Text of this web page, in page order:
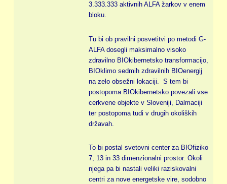
3.333.333 aktivnih ALFA žarkov v enem
bloku.
Tu bi ob pravilni posvetitvi po metodi G-
ALFA dosegli maksimalno visoko
zdravilno BIOkibernetsko transformacijo,
BIOklimo sedmih zdravilnih BIOenergij
na zelo obsežni lokaciji. S tem bi
postopoma BIOkibernetsko povezali vse
cerkvene objekte v Sloveniji, Dalmaciji
ter postopoma tudi v drugih okoliških
državah.
To bi postal svetovni center za BIOfiziko
7, 13 in 33 dimenzionalni prostor. Okoli
njega pa bi nastali veliki raziskovalni
centri za nove energetske vire, sodobno